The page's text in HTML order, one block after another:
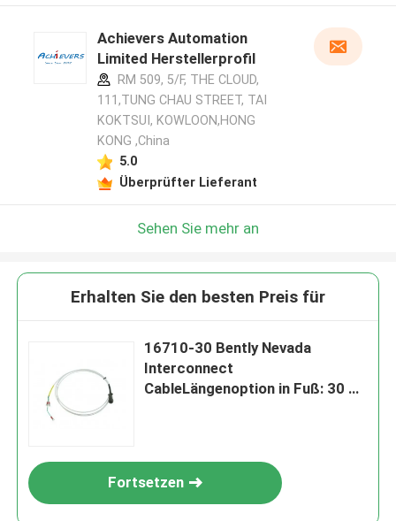
Achievers Automation
Limited Herstellerprofil
RM 509, 5/F, THE CLOUD,
111,TUNG CHAU STREET, TAI
KOKTSUI, KOWLOON,HONG
KONG ,China
5.0
Überprüfter Lieferant
Sehen Sie mehr an
Erhalten Sie den besten Preis für
16710-30 Bently Nevada
Interconnect
CableLängenoption in Fuß: 30 Ft
Fortsetzen